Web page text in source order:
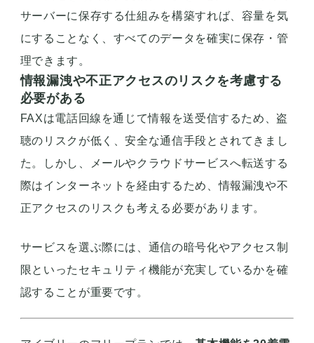
サーバーに保存する仕組みを構築すれば、容量を気
にすることなく、すべてのデータを確実に保存・管
理できます。
情報漏洩や不正アクセスのリスクを考慮する
必要がある
FAXは電話回線を通じて情報を送受信するため、盗
聴のリスクが低く、安全な通信手段とされてきまし
た。しかし、メールやクラウドサービスへ転送する
際はインターネットを経由するため、情報漏洩や不
正アクセスのリスクも考える必要があります。
サービスを選ぶ際には、通信の暗号化やアクセス制
限といったセキュリティ機能が充実しているかを確
認することが重要です。